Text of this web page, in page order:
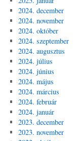
2024. december
2024. november
2024. október
2024. szeptember
2024. augusztus
2024. július
2024. június
2024. május
2024. március
2024. február
2024. január
2023. december
2023. november